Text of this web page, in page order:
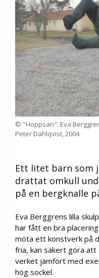
© "Hoppsan". Eva
Peter Dahlqvist, 2004
Ett litet barn som
drattat omkull
på en bergknalle
Eva Berggrens lilla
har fått en bra
möta ett konstverk på
fria, kan säkert göra
verket jämfört med
hög sockel.